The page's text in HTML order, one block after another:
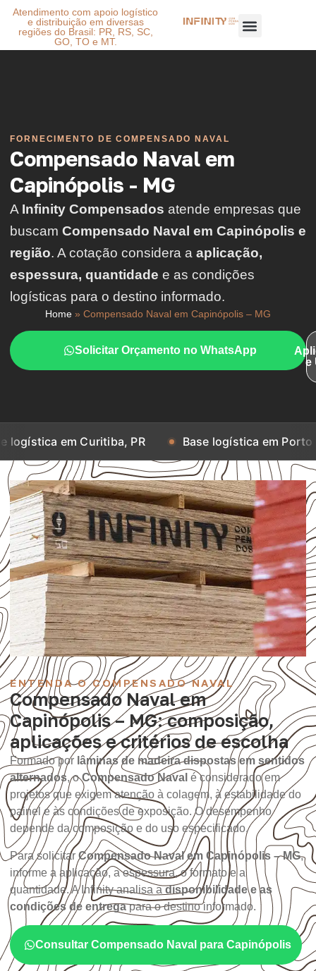
Atendimento com apoio logístico
e distribuição em diversas
regiões do Brasil: PR, RS, SC,
GO, TO e MT.
FORNECIMENTO DE COMPENSADO NAVAL
Compensado Naval em
Capinópolis - MG
A Infinity Compensados atende empresas que
buscam Compensado Naval em Capinópolis e
região. A cotação considera a aplicação,
espessura, quantidade e as condições
logísticas para o destino informado.
Home » Compensado Naval em Capinópolis – MG
Solicitar Orçamento no WhatsApp
e
Curitiba, PR Base logística em Porto Alegre, RS
ENTENDA O COMPENSADO NAVAL
Compensado Naval em
Capinópolis – MG: composição,
aplicações e critérios de escolha
Formado por lâminas de madeira dispostas em sentidos
alternados, oCompensado Naval é considerado em
projetos que exigem atenção à colagem, à estabilidade do
painel e às condições de exposição. O desempenho
depende da composição e do uso especificado.
Para solicitar Compensado Naval em Capinópolis – MG,
informe a aplicação, a espessura, o formato e a
quantidade. A Infinity analisa adisponibilidade e as
condições de entregapara o destino informado.
Consultar Compensado Naval para Capinópolis